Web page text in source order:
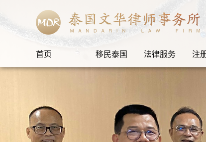
首页 移民泰国 法律服务 注
自